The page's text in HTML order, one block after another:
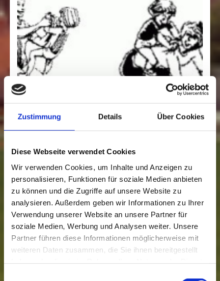
Zustimmung Details Über Cookies
Diese Webseite verwendet Cookies
Wir verwenden Cookies, um Inhalte und Anzeigen zu
personalisieren, Funktionen für soziale Medien anbieten
zu können und die Zugriffe auf unsere Website zu
analysieren. Außerdem geben wir Informationen zu Ihrer
Verwendung unserer Website an unsere Partner für
soziale Medien, Werbung und Analysen weiter. Unsere
Partner führen diese Informationen möglicherweise mit
weiteren Daten zusammen, die Sie ihnen bereitgestellt